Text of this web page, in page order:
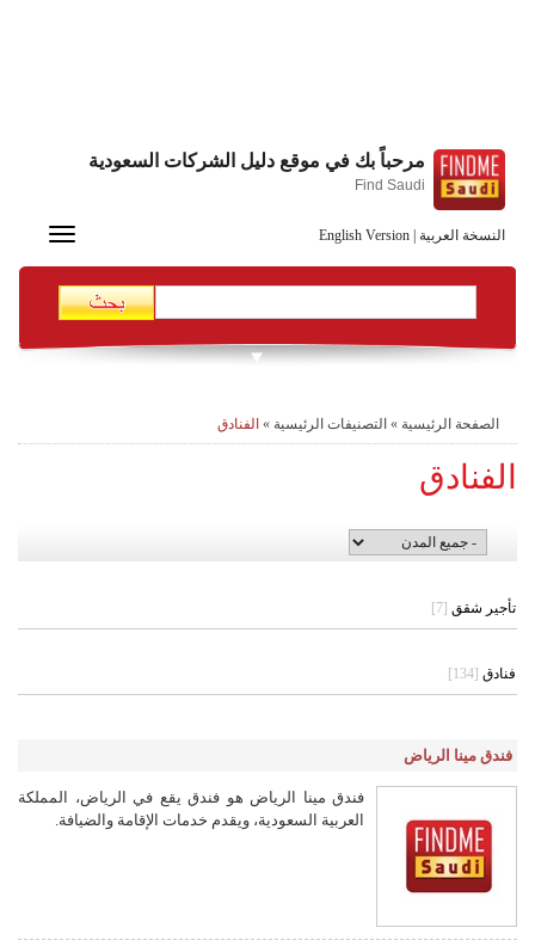
النسخة العربية English Version
مرحباً بك في موقع دليل الشركات السعودية
Find Saudi
Toggle
الصفحة الرئيسية » التصنيفات الرئيسية » الفنادق
الفنادق
تأجير شقق [7]
فنادق [134]
فندق مينا الرياض
فندق مينا الرياض هو فندق يقع في الرياض، المملكة
العربية السعودية، ويقدم خدمات الإقامة والضيافة.